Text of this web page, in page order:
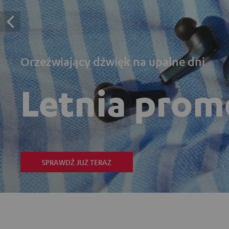
Orzeźwiający dźwięk na upalne dni
Letnia
SPRAWDŹ JUŻ TERAZ